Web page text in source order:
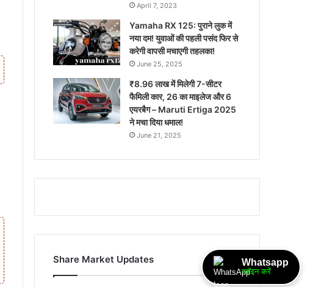
April 7, 2023
Yamaha RX 125: पुराने लुक में
नया दम! युवाओं की पहली पसंद फिर से
करेगी वापसी मचाएगी तहलका!
June 25, 2025
₹8.96 लाख में मिलेगी 7-सीटर
फैमिली कार, 26 का माइलेज और 6
एयरबैग – Maruti Ertiga 2025
ने मचा दिया धमाल!
June 21, 2025
Share Market Updates Whatsapp
ज्वॉइन करें